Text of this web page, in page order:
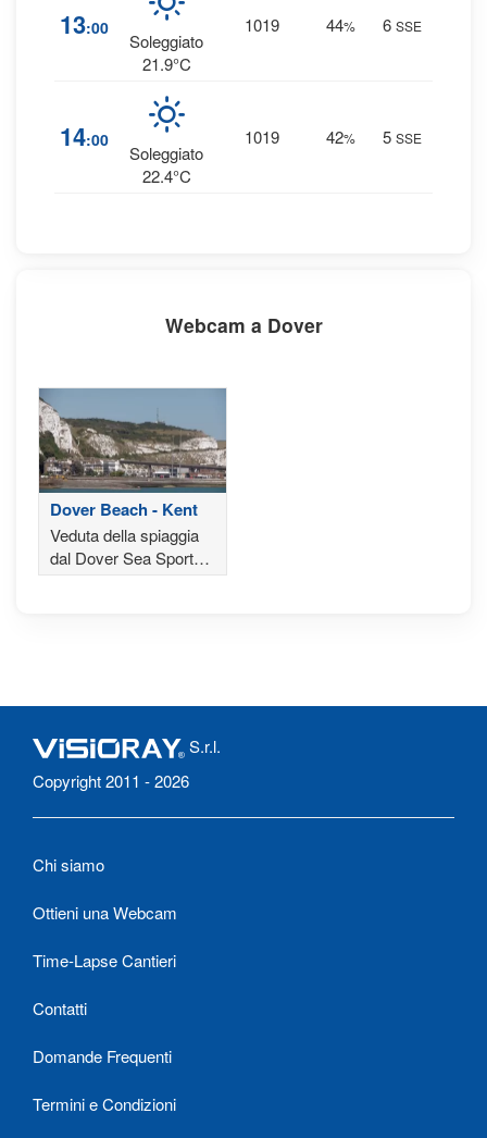
13:00
Soleggiato
21.9°C
1019 44% 6 SSE
14:00
Soleggiato
22.4°C
1019 42% 5 SSE
Webcam a Dover
Dover Beach - Kent
Veduta della spiaggia
dal Dover Sea Sport
Center
S.r.l.
Copyright 2011 - 2026
Chi siamo
Ottieni una Webcam
Time-Lapse Cantieri
Contatti
Domande Frequenti
Termini e Condizioni